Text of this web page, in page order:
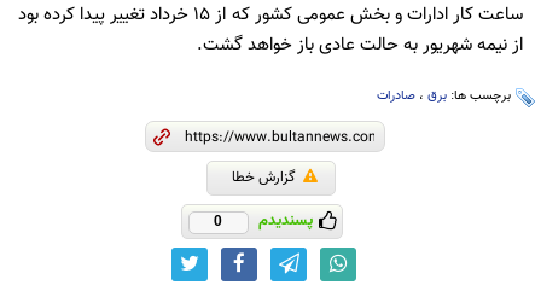
ساعت کار ادارات و بخش عمومی کشور که از ۱۵ خرداد تغییر پیدا کرده بود
از نیمه شهریور به حالت عادی باز خواهد گشت.
برچسب ها: برق ، صادرات
گزارش خطا
پسندیدم 0